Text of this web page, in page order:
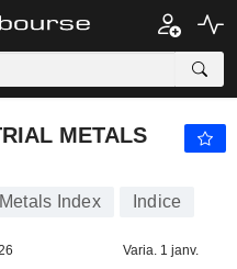
METALS
Index Indice
Varia. 1 janv.